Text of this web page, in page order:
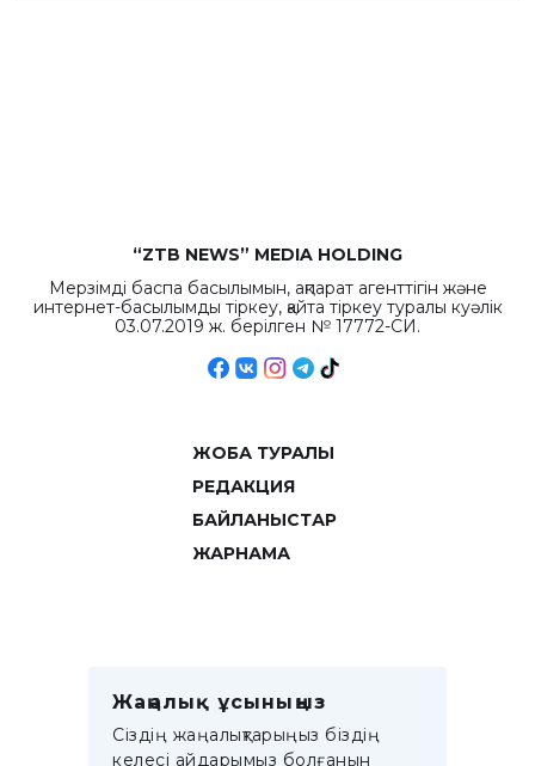
“ZTB NEWS” MEDIA HOLDING
Мерзімді баспа басылымын, ақпарат агенттігін және
интернет-басылымды тіркеу, қайта тіркеу туралы куәлік
03.07.2019 ж. берілген № 17772-СИ.
ЖОБА ТУРАЛЫ
РЕДАКЦИЯ
БАЙЛАНЫСТАР
ЖАРНАМА
Жаңалық ұсыныңыз
Сіздің жаңалықтарыңыз біздің
келесі айдарымыз болғанын